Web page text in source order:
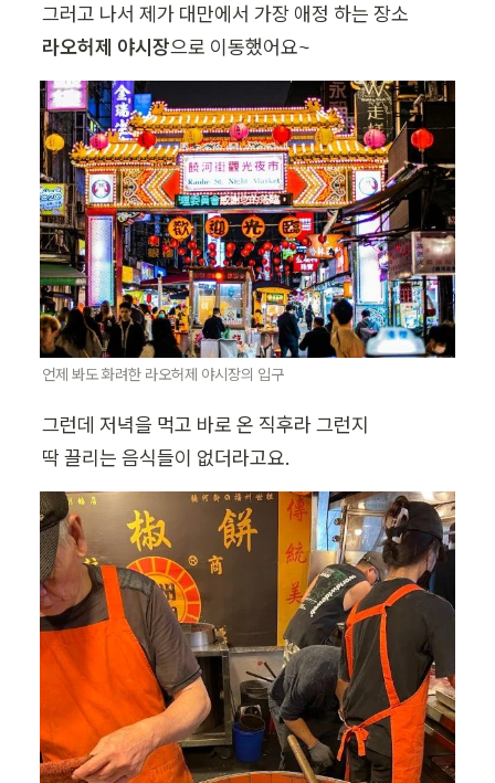
라오허제 야시장으로 이동했어요~
언제 봐도 화려한 라오허제 야시장의 입구
그런데 저녁을 먹고 바로 온 직후라 그런지
딱 끌리는 음식들이 없더라고요.